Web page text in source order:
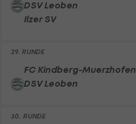
DSV Leoben
Ilzer SV
29. RUNDE
FC Kindberg-Muerzhofen
DSV Leoben
30. RUNDE